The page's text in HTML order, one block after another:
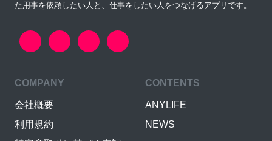
た用事を依頼したい人と、仕事をしたい人をつなげるアプリです。
COMPANY
会社概要
利用規約
CONTENTS
ANYLIFE
NEWS